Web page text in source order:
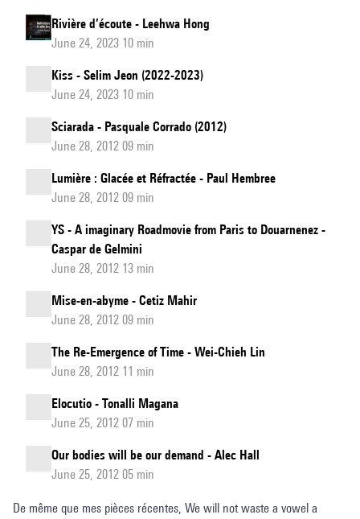
Rivière d’écoute - Leehwa Hong
June 24, 2023 10 min
Kiss - Selim Jeon (2022-2023)
June 24, 2023 10 min
Sciarada - Pasquale Corrado (2012)
June 28, 2012 09 min
Lumière : Glacée et Réfractée - Paul Hembree
June 28, 2012 09 min
YS - A imaginary Roadmovie from Paris to Douarnenez -
Caspar de Gelmini
June 28, 2012 13 min
Mise-en-abyme - Cetiz Mahir
June 28, 2012 09 min
The Re-Emergence of Time - Wei-Chieh Lin
June 28, 2012 11 min
Elocutio - Tonalli Magana
June 25, 2012 07 min
Our bodies will be our demand - Alec Hall
June 25, 2012 05 min
De même que mes pièces récentes, We will not waste a vowel a